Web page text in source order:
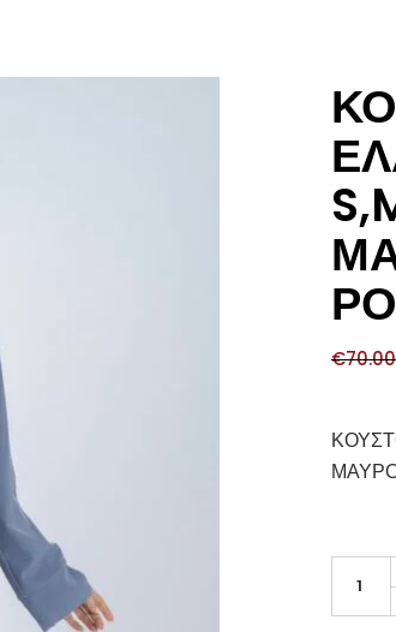
€70.00